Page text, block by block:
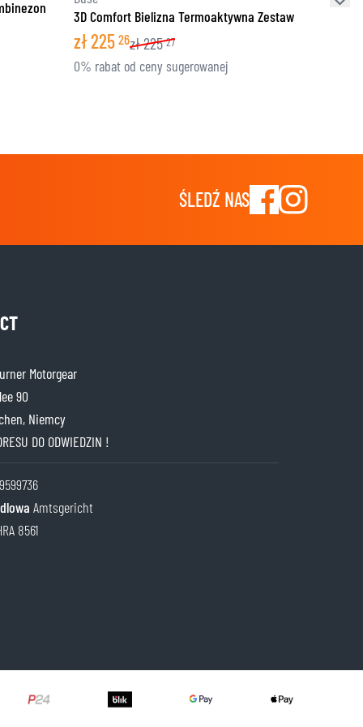
3D Comfort Bielizna Termoaktywna Zestaw
zł225 26zł225 27
0% rabat od ceny sugerowanej
ŚLEDŹ NAS
Motorgear
90
Niemcy
DO ODWIEDZIN !
Amtsgericht
8561